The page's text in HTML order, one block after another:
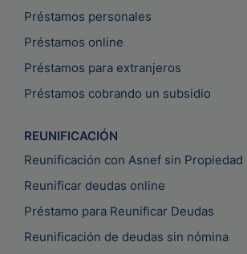
Préstamos personales
Préstamos online
Préstamos para extranjeros
Préstamos cobrando un subsidio
REUNIFICACIÓN
Reunificación con Asnef sin Propiedad
Reunificar deudas online
Préstamo para Reunificar Deudas
Reunificación de deudas sin nómina